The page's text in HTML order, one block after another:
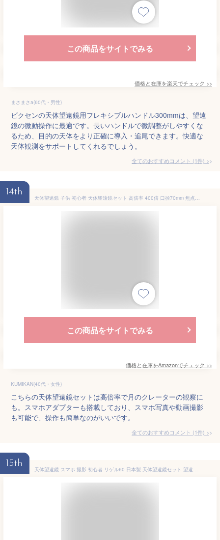
この商品をサイトでみる
価格と在庫を楽天でチェック >>
まさまさa(60代・男性)
ビクセンの天体望遠鏡用フレキシブルハンドル300mmは、望遠
鏡の微動操作に最適です。長いハンドルで微調整がしやすくな
るため、目的の天体をより正確に導入・追尾できます。快適な
天体観測をサポートしてくれるでしょう。
全てのおすすめコメント (1件) >
14th
天体望遠鏡 子供 初心者 天体望遠鏡セット 高倍率 400倍 口径70mm 焦点距離400mm 月のクレーターが見える アイピース6 / 10/ 25mm スマホ写真・動画撮影 天体/地上両用 屈折式 アルミ製伸縮式三脚 てんたいぼうえんきょう 月 天体観測 入門 自由研究 スマホアダプター＆日本語説明書付き
この商品をサイトでみる
価格と在庫をAmazonでチェック >>
KUMIKAN(40代・女性)
こちらの天体望遠鏡セットは高倍率で月のクレーターの観察に
も。スマホアダプターも搭載しており、スマホ写真や動画撮影
も可能で、操作も簡単なのがいいです。
全てのおすすめコメント (1件) >
15th
天体望遠鏡 スマホ 撮影 初心者 リゲル60 日本製 天体望遠鏡セット 望遠鏡 天体 子供 小学生 携帯 ブルー 天体ガイドブック付き 子供用に最適 初心者に向け本気で作られた 屈折式 スマートフォン キャンプ 天体観測会